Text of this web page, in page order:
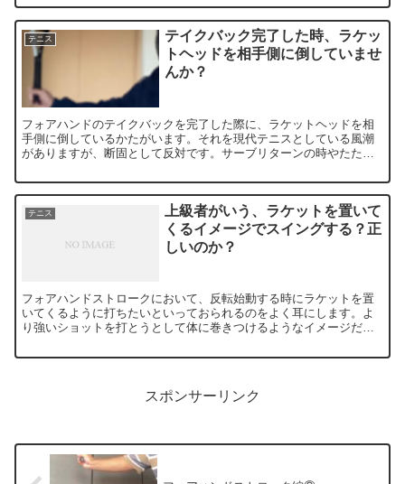
テニス
テイクバック完了した時、ラケッ
トヘッドを相手側に倒していませ
んか？
フォアハンドのテイクバックを完了した際に、ラケットヘッドを相
手側に倒しているかたがいます。それを現代テニスとしている風潮
がありますが、断固として反対です。サーブリターンの時やたたき
ら。
テニス
上級者がいう、ラケットを置いて
くるイメージでスイングする？正
しいのか？
フォアハンドストロークにおいて、反転始動する時にラケットを置
いてくるように打ちたいといっておられるのをよく耳にします。よ
り強いショットを打とうとして体に巻きつけるようなイメージだと
スポンサーリンク